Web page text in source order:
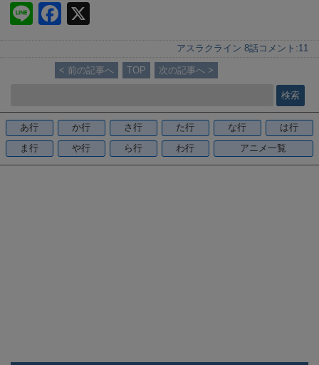
Li
n
e
F
a
c
e
o
o
k
アスラクライン 8話 コメント:11
< 前の記事へ TOP 次の記事へ >
あ行 か行 さ行 た行 な行
は行
ま行
や行 ら行 わ行 アニメ一覧